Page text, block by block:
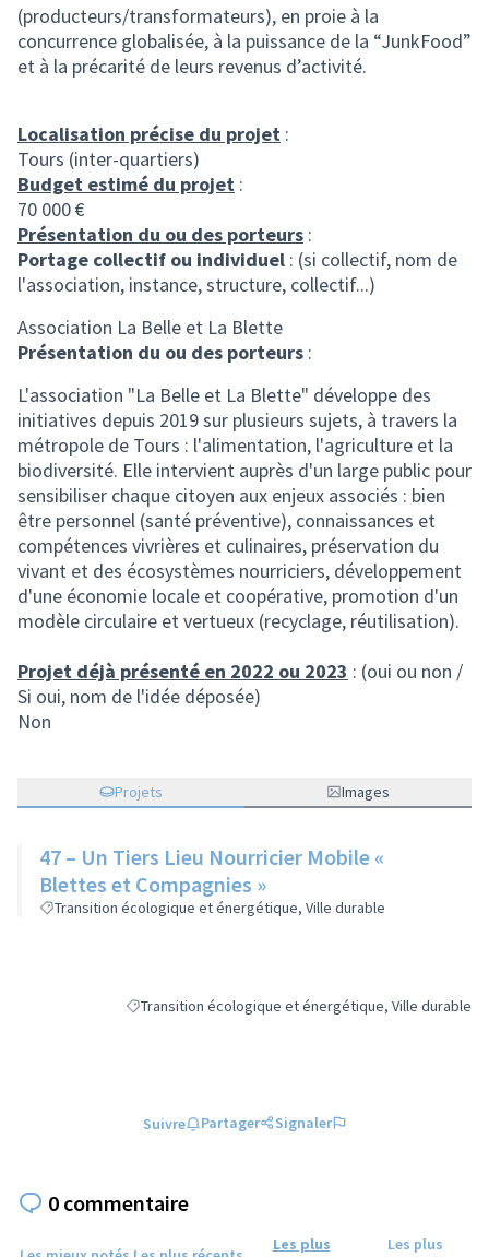
(producteurs/transformateurs), en proie à la
concurrence globalisée, à la puissance de la “JunkFood”
et à la précarité de leurs revenus d’activité.
Localisation précise du projet :
Tours (inter-quartiers)
Budget estimé du projet :
70 000 €
Présentation du ou des porteurs :
Portage collectif ou individuel : (si collectif, nom de
l'association, instance, structure, collectif...)
Association La Belle et La Blette
Présentation du ou des porteurs :
L'association "La Belle et La Blette" développe des
initiatives depuis 2019 sur plusieurs sujets, à travers la
métropole de Tours : l'alimentation, l'agriculture et la
biodiversité. Elle intervient auprès d'un large public pour
sensibiliser chaque citoyen aux enjeux associés : bien
être personnel (santé préventive), connaissances et
compétences vivrières et culinaires, préservation du
vivant et des écosystèmes nourriciers, développement
d'une économie locale et coopérative, promotion d'un
modèle circulaire et vertueux (recyclage, réutilisation).
Projet déjà présenté en 2022 ou 2023 : (oui ou non /
Si oui, nom de l'idée déposée)
Non
Projets Images
47 – Un Tiers Lieu Nourricier Mobile «
Blettes et Compagnies »
Transition écologique et énergétique, Ville durable
Filtrer les résultats de la catégorie : Transition
Transition écologique et énergétique, Ville durable
Suivre Partager Signaler
0 commentaire
Les plus
Les plus